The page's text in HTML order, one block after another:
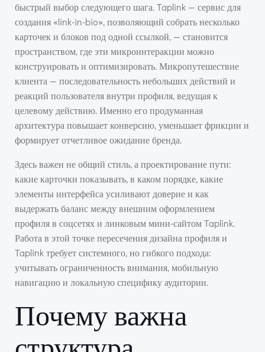
быстрый выбор следующего шага. Taplink — сервис для
создания «link-in-bio», позволяющий собрать несколько
карточек и блоков под одной ссылкой, — становится
пространством, где эти микроинтеракции можно
конструировать и оптимизировать. Микропутешествие
клиента — последовательность небольших действий и
реакций пользователя внутри профиля, ведущая к
целевому действию. Именно его продуманная
архитектура повышает конверсию, уменьшает фрикции и
формирует отчетливое ожидание бренда.
Здесь важен не общий стиль, а проектирование пути:
какие карточки показывать, в каком порядке, какие
элементы интерфейса усиливают доверие и как
выдержать баланс между внешним оформлением
профиля в соцсетях и линковым мини-сайтом Taplink.
Работа в этой точке пересечения дизайна профиля и
Taplink требует системного, но гибкого подхода:
учитывать ограниченность внимания, мобильную
навигацию и локальную специфику аудитории.
Почему важна